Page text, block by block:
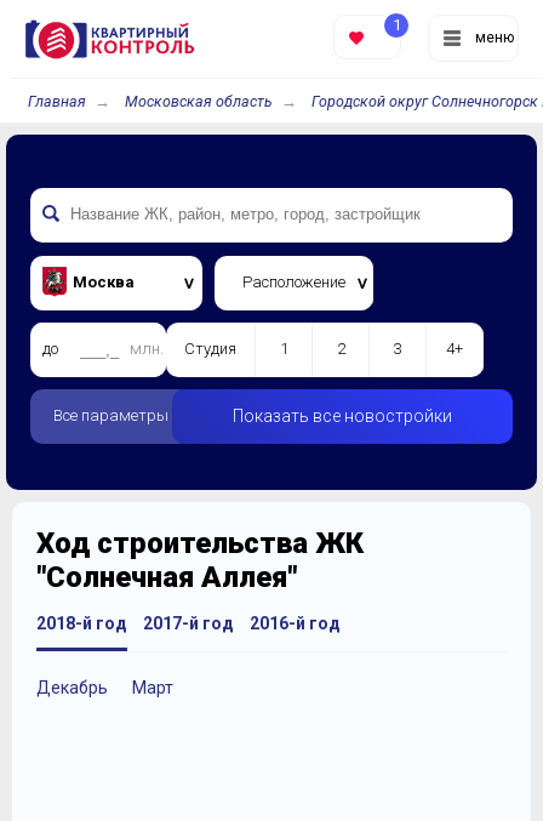
меню
1
Главная Московская область Городской округ
Москва Расположение
до млн. Студия 1 2 3 4+
Все параметры Показать все новостройки
Ход строительства ЖК
"Солнечная Аллея"
2018-й год
Декабрь Март
2017-й год 2016-й год